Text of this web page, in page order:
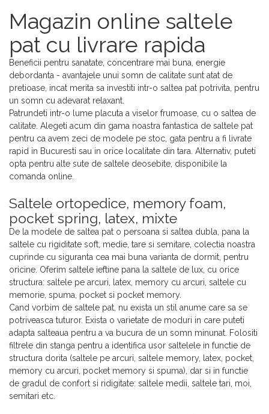
Magazin online saltele
pat cu livrare rapida
Beneficii pentru sanatate, concentrare mai buna, energie
debordanta - avantajele unui somn de calitate sunt atat de
pretioase, incat merita sa investiti intr-o saltea pat potrivita, pentru
un somn cu adevarat relaxant.
Patrundeti intr-o lume placuta a viselor frumoase, cu o saltea de
calitate. Alegeti acum din gama noastra fantastica de saltele pat
pentru ca avem zeci de modele pe stoc, gata pentru a fi livrate
rapid in Bucuresti sau in orice localitate din tara. Alternativ, puteti
opta pentru alte sute de saltele deosebite, disponibile la
comanda online.
Saltele ortopedice, memory foam,
pocket spring, latex, mixte
De la modele de saltea pat o persoana si saltea dubla, pana la
saltele cu rigiditate soft, medie, tare si semitare, colectia noastra
cuprinde cu siguranta cea mai buna varianta de dormit, pentru
oricine. Oferim saltele ieftine pana la saltele de lux, cu orice
structura: saltele pe arcuri, latex, memory cu arcuri, saltele cu
memorie, spuma, pocket si pocket memory.
Cand vorbim de saltele pat, nu exista un stil anume care sa se
potriveasca tuturor. Exista o varietate de moduri in care puteti
adapta salteaua pentru a va bucura de un somn minunat. Folositi
filtrele din stanga pentru a identifica usor saltelele in functie de
structura dorita (saltele pe arcuri, saltele memory, latex, pocket,
memory cu arcuri, pocket memory si spuma), dar si in functie
de gradul de confort si ridigitate: saltele medii, saltele tari, moi,
semitari etc.